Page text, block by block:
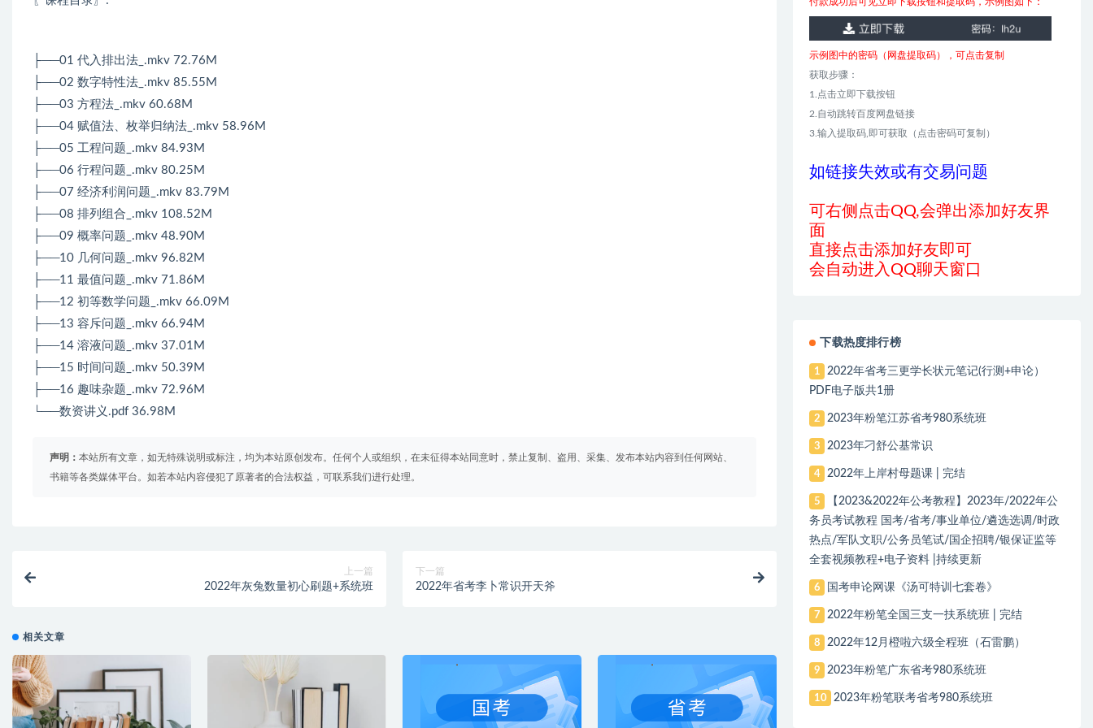
├──01 代入排出法_.mkv 72.76M
├──02 数字特性法_.mkv 85.55M
├──03 方程法_.mkv 60.68M
├──04 赋值法、枚举归纳法_.mkv 58.96M
├──05 工程问题_.mkv 84.93M
├──06 行程问题_.mkv 80.25M
├──07 经济利润问题_.mkv 83.79M
├──08 排列组合_.mkv 108.52M
├──09 概率问题_.mkv 48.90M
├──10 几何问题_.mkv 96.82M
├──11 最值问题_.mkv 71.86M
├──12 初等数学问题_.mkv 66.09M
├──13 容斥问题_.mkv 66.94M
├──14 溶液问题_.mkv 37.01M
├──15 时间问题_.mkv 50.39M
├──16 趣味杂题_.mkv 72.96M
└──数资讲义.pdf 36.98M
声明： 本站所有文章，如无特殊说明或标注，均为本站原创发布。任何个人或组织，在未征得本站同意时，禁止复制、盗用、采集、发布本站内容到任何网站、
书籍等各类媒体平台。如若本站内容侵犯了原著者的合法权益，可联系我们进行处理。
上一篇
2022年灰兔数量初心刷题+系统班
下一篇
2022年省考李卜常识开天斧
相关文章
示例图中的密码（网盘提取码），可点击复制
获取步骤：
1.点击立即下载按钮
2.自动跳转百度网盘链接
3.输入提取码,即可获取（点击密码可复制）
如链接失效或有交易问题
可右侧点击QQ,会弹出添加好友界
面
直接点击添加好友即可
会自动进入QQ聊天窗口
下载热度排行榜
1
2022年省考三更学长状元笔记(行测+申论）
PDF电子版共1册
2 2023年粉笔江苏省考980系统班
3 2023年刁舒公基常识
4 2022年上岸村母题课 | 完结
5
【2023&2022年公考教程】2023年/2022年公
务员考试教程 国考/省考/事业单位/遴选选调/时政
热点/军队文职/公务员笔试/国企招聘/银保证监等
全套视频教程+电子资料 |持续更新
6 国考申论网课《汤可特训七套卷》
7 2022年粉笔全国三支一扶系统班 | 完结
8 2022年12月橙啦六级全程班（石雷鹏）
9 2023年粉笔广东省考980系统班
10 2023年粉笔联考省考980系统班